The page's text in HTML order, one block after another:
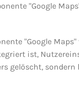
"Google
"Google
ist,
gelöscht,